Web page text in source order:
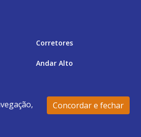
Concordar e fechar
Corretores
Andar Alto